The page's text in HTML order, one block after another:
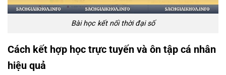
Bài học kết nối thời đại số
Cách kết hợp học trực tuyến và ôn tập cá nhân
hiệu quả